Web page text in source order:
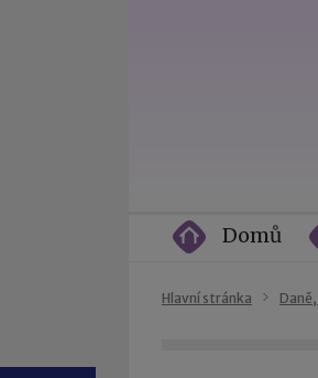
Domů
Hlavní stránka